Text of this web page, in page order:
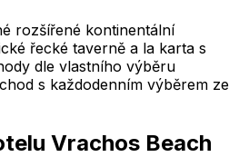
rozšířené kontinentální
řecké taverně a la karta s
dle vlastního výběru
s každodenním výběrem ze
Vrachos Beach